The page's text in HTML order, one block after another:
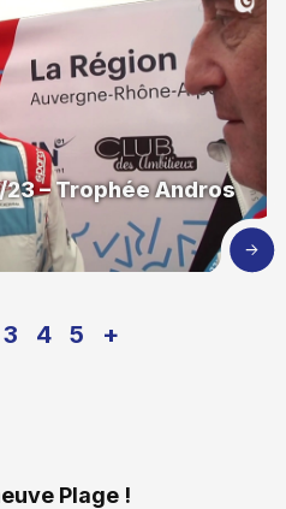
– Trophée Andros
3 4 5 +
Plage !